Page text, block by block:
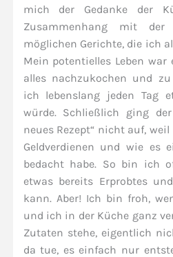
mich der Gedanke der
Zusammenhang mit
möglichen Gerichte, die ich
Mein potentielles Leben
alles nachzukochen und
ich lebenslang jeden Tag
würde. Schließlich ging
neues Rezept“ nicht auf,
Geldverdienen und wie es
bedacht habe. So bin ich
etwas bereits Erprobtes
kann. Aber! Ich bin froh,
und ich in der Küche ganz
Zutaten stehe, eigentlich
da tue, es einfach nur